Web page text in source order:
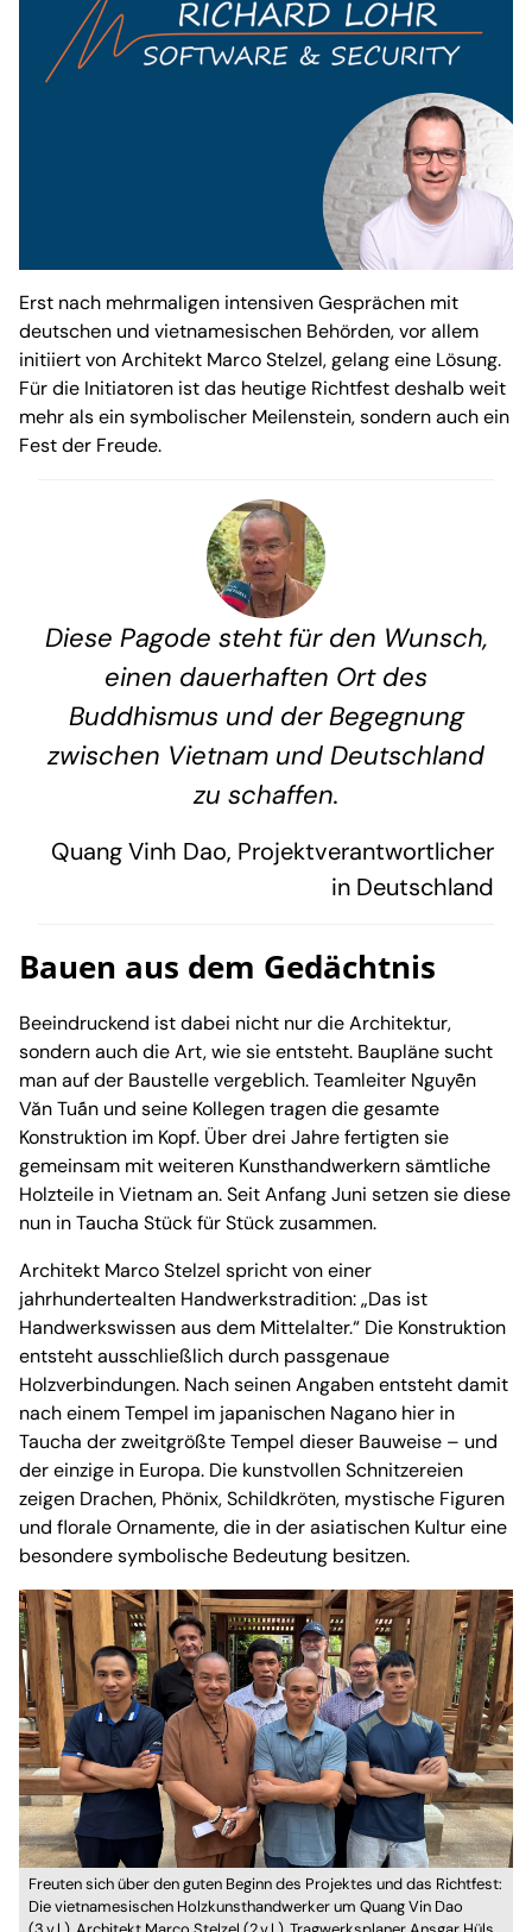
Erst nach mehrmaligen intensiven Gesprächen mit
deutschen und vietnamesischen Behörden, vor allem
initiiert von Architekt Marco Stelzel, gelang eine Lösung.
Für die Initiatoren ist das heutige Richtfest deshalb weit
mehr als ein symbolischer Meilenstein, sondern auch ein
Fest der Freude.
Diese Pagode steht für den Wunsch,
einen dauerhaften Ort des
Buddhismus und der Begegnung
zwischen Vietnam und Deutschland
zu schaffen.
Quang Vinh Dao, Projektverantwortlicher
in Deutschland
Bauen aus dem Gedächtnis
Beeindruckend ist dabei nicht nur die Architektur,
sondern auch die Art, wie sie entsteht. Baupläne sucht
man auf der Baustelle vergeblich. Teamleiter Nguyễn
Văn Tuấn und seine Kollegen tragen die gesamte
Konstruktion im Kopf. Über drei Jahre fertigten sie
gemeinsam mit weiteren Kunsthandwerkern sämtliche
Holzteile in Vietnam an. Seit Anfang Juni setzen sie diese
nun in Taucha Stück für Stück zusammen.
Architekt Marco Stelzel spricht von einer
jahrhundertealten Handwerkstradition: „Das ist
Handwerkswissen aus dem Mittelalter.“ Die Konstruktion
entsteht ausschließlich durch passgenaue
Holzverbindungen. Nach seinen Angaben entsteht damit
nach einem Tempel im japanischen Nagano hier in
Taucha der zweitgrößte Tempel dieser Bauweise – und
der einzige in Europa. Die kunstvollen Schnitzereien
zeigen Drachen, Phönix, Schildkröten, mystische Figuren
und florale Ornamente, die in der asiatischen Kultur eine
besondere symbolische Bedeutung besitzen.
Freuten sich über den guten Beginn des Projektes und das Richtfest:
Die vietnamesischen Holzkunsthandwerker um Quang Vin Dao